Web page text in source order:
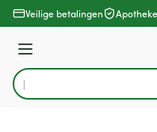
Ga naar de inhoud
Veilige betalingen
Menu
Product, merk, categorie...